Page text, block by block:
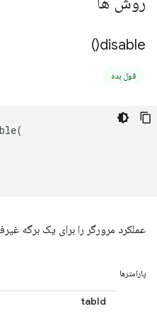
disable(
)
قول بده
(
عملکرد مرورگر را برای یک برگه
پارامترها
tabId